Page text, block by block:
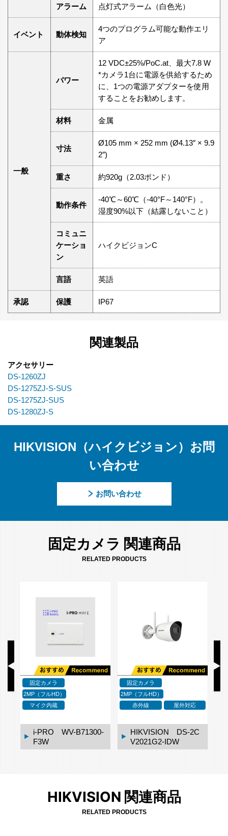
アラーム 点灯式アラーム（白色光）
イベント 動体検知
4つのプログラム可能な動作エリ
ア
一般
パワー
12 VDC±25%/PoC.at、最大7.8 W
*カメラ1台に電源を供給するため
に、1つの電源アダプターを使用
することをお勧めします。
材料 金属
寸法
Ø105 mm × 252 mm (Ø4.13″ × 9.9
2″)
重さ 約920g（2.03ポンド）
動作条件
-40℃～60℃（-40°F～140°F）。
湿度90%以下（結露しないこと）
コミュニ
ケーショ
ン
ハイクビジョンC
言語 英語
承認 保護 IP67
関連製品
アクセサリー
DS-1260ZJ
DS-1275ZJ-S-SUS
DS-1275ZJ-SUS
DS-1280ZJ-S
HIKVISION（ハイクビジョン）お問
い合わせ
お問い合わせ
固定カメラ 関連商品
RELATED PRODUCTS
応
固定カメラ
2MP（フルHD）
マイク内蔵
i-PRO mini 無線LA
Nモデル WV-S7130
WUX
固定カメラ
2MP（フルHD）
WDR
マイク内蔵
Canon VB-S910F
HIKVISION 関連商品
RELATED PRODUCTS